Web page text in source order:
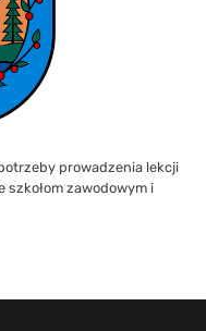
prowadzenia lekcji
zawodowym i